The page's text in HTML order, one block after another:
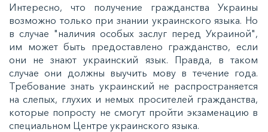
Интересно, что получение гражданства Украины
возможно только при знании украинского языка. Но
в случае "наличия особых заслуг перед Украиной",
им может быть предоставлено гражданство, если
они не знают украинский язык. Правда, в таком
случае они должны выучить мову в течение года.
Требование знать украинский не распространяется
на слепых, глухих и немых просителей гражданства,
которые попросту не смогут пройти экзаменацию в
специальном Центре украинского языка.